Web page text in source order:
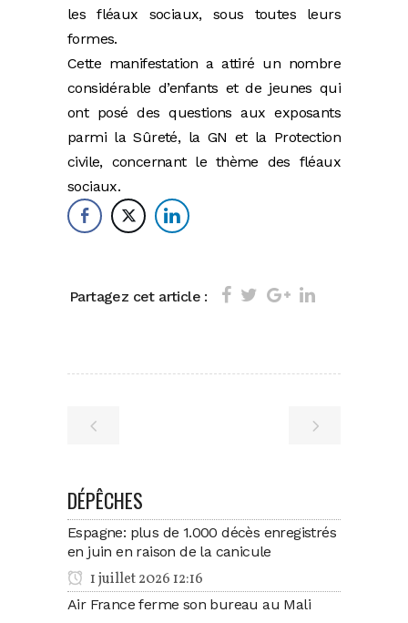
les fléaux sociaux, sous toutes leurs
formes.
Cette manifestation a attiré un nombre
considérable d’enfants et de jeunes qui
ont posé des questions aux exposants
parmi la Sûreté, la GN et la Protection
civile, concernant le thème des fléaux
sociaux.
Partagez cet article :
DÉPÊCHES
Espagne: plus de 1.000 décès enregistrés
en juin en raison de la canicule
1 juillet 2026 12:16
Air France ferme son bureau au Mali